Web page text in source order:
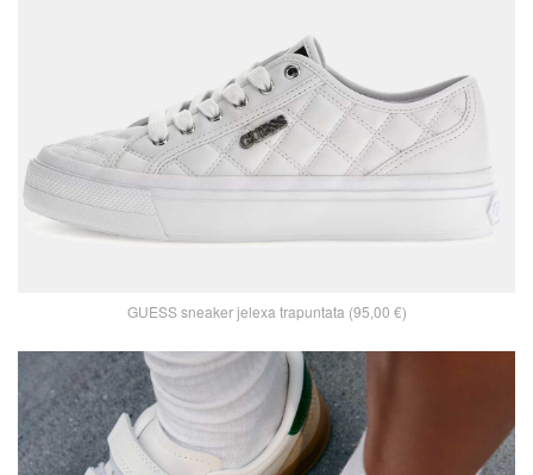
GUESS sneaker jelexa trapuntata (95,00 €)